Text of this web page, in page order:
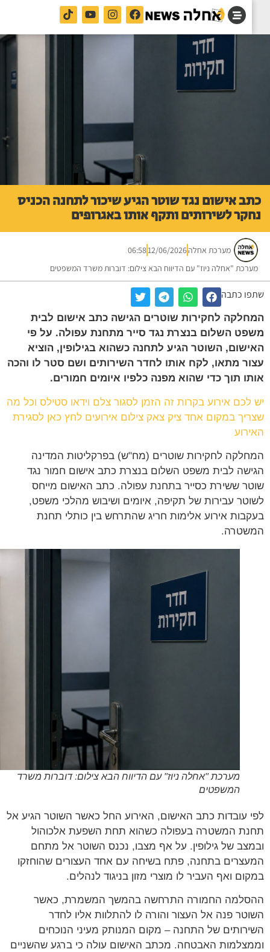
אישום נגד שוטר הגיע שיכור לתחנה הכניס
לשירותים ותקף אותו באגרופים
מערכת אחלה 12/06/2026
06:58
"אחלה ניוז" עם הדיווח הבא צילום: דוברות משרד המשפטים
כתבה
לחקירות שוטרים הגישה כתב אישום לבית
השלום בנצרת נגד סייר מתחנת עפולה. על פי
השוטר הגיע לתחנה כשהוא בגילופין, הוציא
מתאו, לקח אותו לחדר השירותים ושם סטר לו והכה
תוך כדי שהוא מפנה כלפיו איומים חמורים.
אירוע בקרות זה הזמן לסגור צלם וידאו סטילס וכל מה
במקום אחד ציק צאק צילום אירועים לחץ כאן לסגירת
לחקירות שוטרים (מח"ש) בפרקליטות המדינה
לבית משפט השלום בנצרת כתב אישום חמור נגד
ששירת כסייר בתחנת עפולה. כתב האישום מייחס
עבירות של תקיפה, איומים ושיבוש מהלכי משפט,
אירוע אלימות חריג שהתרחש בין כותלי תחנת
מערכת "אחלה ניוז" עם הדיווח הבא צילום: דוברות משרד
המשפטים
עובדות כתב האישום, האירוע החל כאשר השוטר הגיע אל
המשטרה בעפולה כשהוא תחת השפעת אלכוהול
של גילופין. על אף מצבו, נכנס השוטר אל מתחם
בתחנה, פתח בשיחה עם אחד העצורים שהוחזקו
ואף העביר לו מוצרי מזון בניגוד לנהלים.
החמורה התרחשה בהמשך המשמרת, כאשר
פנה אל העצור והורה לו להתלוות אליו לחדר
של התחנה – מקום המנותק מעיני הנוכחים
האבטחה. מכתב האישום עולה כי ברגע שהשניים